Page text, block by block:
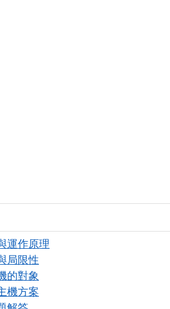
運作原理
局限性
的對象
機方案